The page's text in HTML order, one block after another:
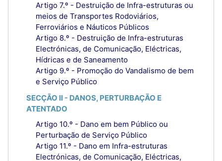
Artigo 7.º - Destruição de Infra-estruturas ou
meios de Transportes Rodoviários,
Ferroviários e Náuticos Públicos
Artigo 8.º - Destruição de Infra-estruturas
Electrónicas, de Comunicação, Eléctricas,
Hídricas e de Saneamento
Artigo 9.º - Promoção do Vandalismo de bem
e Serviço Público
SECÇÃO II - DANOS, PERTURBAÇÃO E
ATENTADO
Artigo 10.º - Dano em bem Público ou
Perturbação de Serviço Público
Artigo 11.º - Dano em Infra-estruturas
Electrónicas, de Comunicação, Eléctricas,